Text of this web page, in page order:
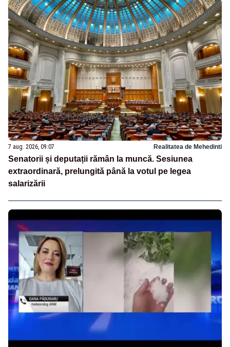
7 aug. 2026, 09:07 Realitatea de Mehedinti
Senatorii și deputații rămân la muncă. Sesiunea
extraordinară, prelungită până la votul pe legea
salarizării